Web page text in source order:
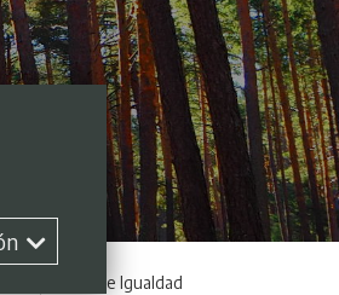
Plan de Igualdad